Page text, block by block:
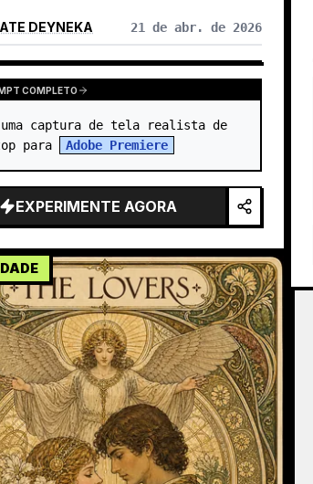
DEYNEKA 21 de abr. de 2026
COMPLETO
uma captura de tela realista de
para
Adobe Premiere
EXPERIMENTE AGORA